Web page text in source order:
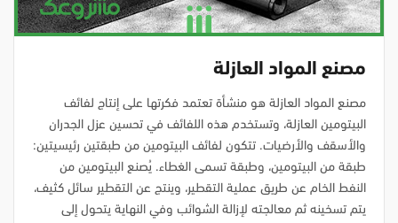
مصنع المواد العازلة
مصنع المواد العازلة هو منشأة تعتمد فكرتها على إنتاج لفائف
البيتومين العازلة، وتستخدم هذه اللفائف في تحسين عزل الجدران
والأسقف والأرضيات. تتكون لفائف البيتومين من طبقتين رئيسيتين:
طبقة من البيتومين، وطبقة تسمى الغطاء. يُصنع البيتومين من
النفط الخام عن طريق عملية التقطير، وينتج عن التقطير سائل كثيف،
يتم تسخينه ثم معالجته لإزالة الشوائب وفي النهاية يتحول إلى